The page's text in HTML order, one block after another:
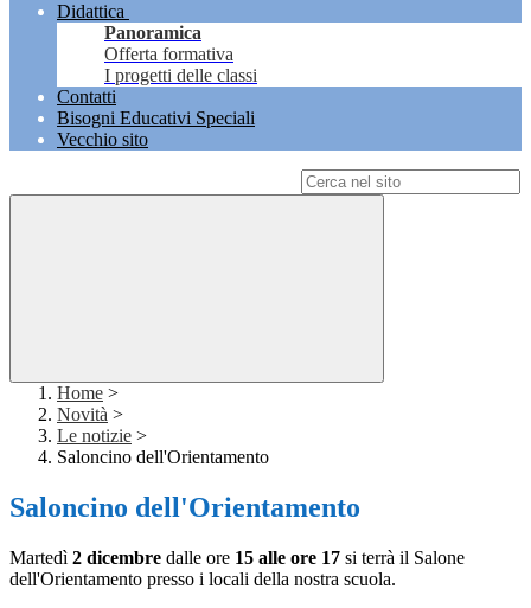
Didattica
Panoramica
Offerta formativa
I progetti delle classi
Contatti
Bisogni Educativi Speciali
Vecchio sito
Home >
Novità >
Le notizie >
Saloncino dell'Orientamento
Saloncino dell'Orientamento
Martedì 2 dicembre dalle ore 15 alle ore 17 si terrà il Salone
dell'Orientamento presso i locali della nostra scuola.